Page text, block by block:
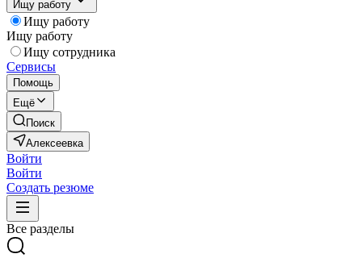
Ищу работу
Ищу работу
Ищу работу
Ищу сотрудника
Сервисы
Помощь
Ещё
Поиск
Алексеевка
Войти
Войти
Создать резюме
Все разделы